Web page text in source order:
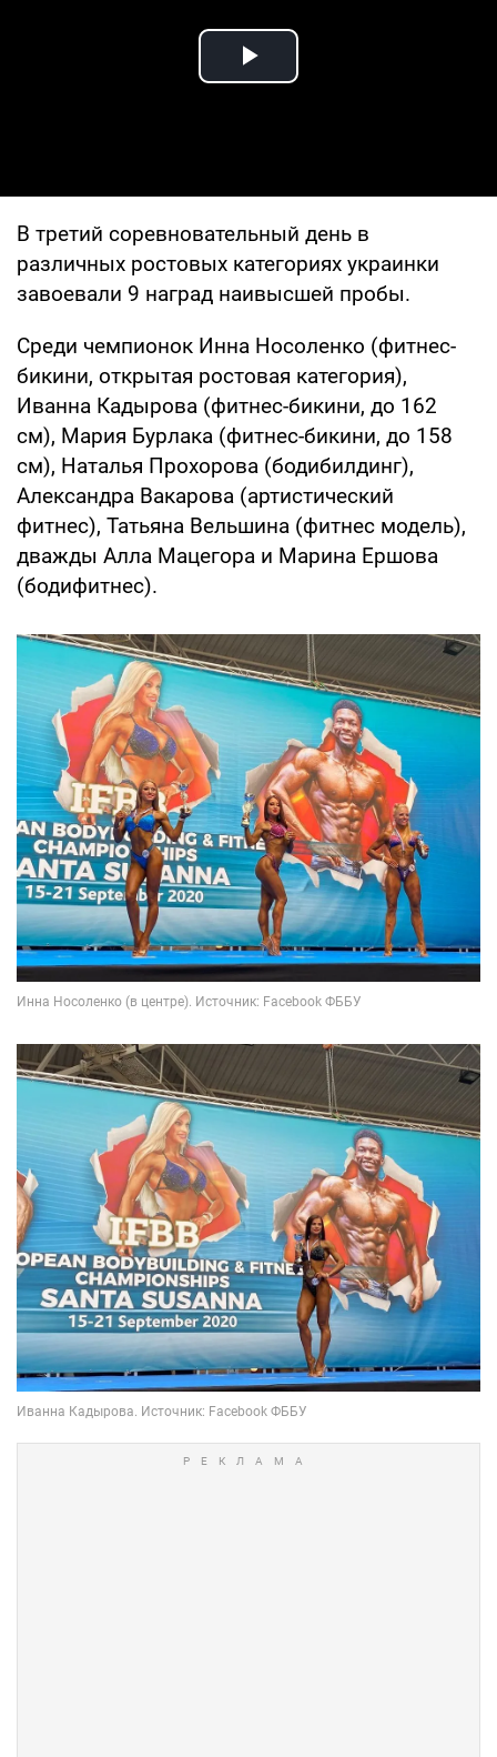
Play Video
В третий соревновательный день в
различных ростовых категориях украинки
завоевали 9 наград наивысшей пробы.
Среди чемпионок Инна Носоленко (фитнес-
бикини, открытая ростовая категория),
Иванна Кадырова (фитнес-бикини, до 162
см), Мария Бурлака (фитнес-бикини, до 158
см), Наталья Прохорова (бодибилдинг),
Александра Вакарова (артистический
фитнес), Татьяна Вельшина (фитнес модель),
дважды Алла Мацегора и Марина Ершова
(бодифитнес).